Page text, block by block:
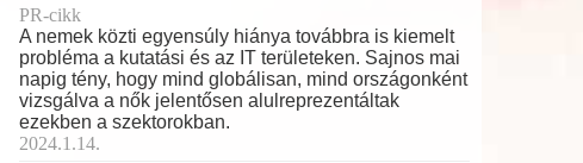
PR-cikk
A nemek közti egyensúly hiánya továbbra is kiemelt
probléma a kutatási és az IT területeken. Sajnos mai
napig tény, hogy mind globálisan, mind országonként
vizsgálva a nők jelentősen alulreprezentáltak
ezekben a szektorokban.
2024.1.14.